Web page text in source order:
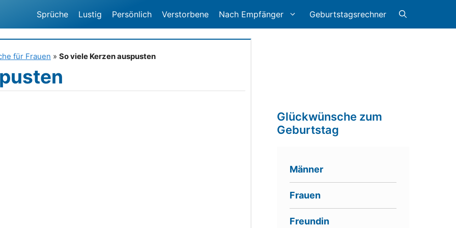
Sprüche Lustig Persönlich Verstorbene Nach Empfänger Geburtstagsrechner
für Frauen » So viele Kerzen auspusten
Glückwünsche zum
Geburtstag
Männer
Frauen
Freundin